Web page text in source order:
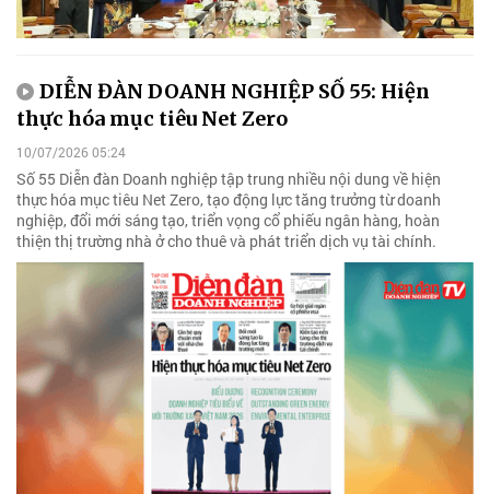
DIỄN ĐÀN DOANH NGHIỆP SỐ 55: Hiện
thực hóa mục tiêu Net Zero
10/07/2026 05:24
Số 55 Diễn đàn Doanh nghiệp tập trung nhiều nội dung về hiện
thực hóa mục tiêu Net Zero, tạo động lực tăng trưởng từ doanh
nghiệp, đổi mới sáng tạo, triển vọng cổ phiếu ngân hàng, hoàn
thiện thị trường nhà ở cho thuê và phát triển dịch vụ tài chính.